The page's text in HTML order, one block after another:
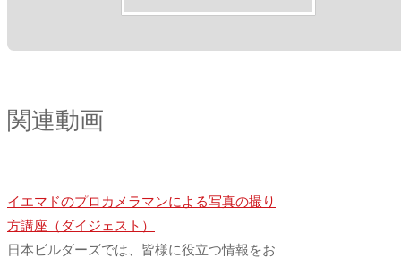
関連動画
イエマドのプロカメラマンによる写真の撮り
方講座（ダイジェスト）
日本ビルダーズでは、皆様に役立つ情報をお